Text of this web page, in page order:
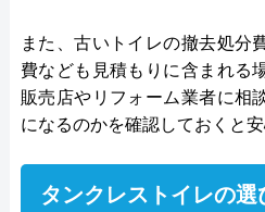
また、古いトイレの撤去処分
費なども見積もりに含まれる
販売店やリフォーム業者に相
になるのかを確認しておくと安
タンクレストイレの選